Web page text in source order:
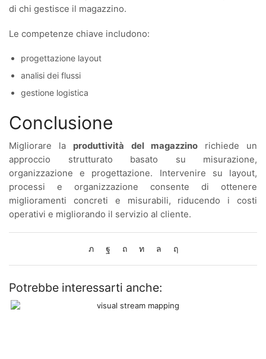
di chi gestisce il magazzino.
Le competenze chiave includono:
progettazione layout
analisi dei flussi
gestione logistica
Conclusione
Migliorare la produttività del magazzinorichiede un
approccio strutturato basato su misurazione,
organizzazione e progettazione. Intervenire su layout,
processi e organizzazione consente di ottenere
miglioramenti concreti e misurabili, riducendo i costi
operativi e migliorando il servizio al cliente.
Potrebbe interessarti anche: